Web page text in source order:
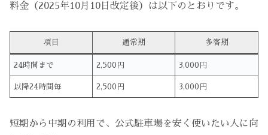
料金（2025年10月10日改定後）は以下のとおりです。
項目 通常期 多客期
24時間まで 2,500円 3,000円
以降24時間毎 2,500円 3,000円
短期から中期の利用で、公式駐車場を安く使いたい人に向